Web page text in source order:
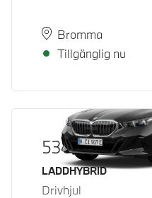
PlatsBromma
Leveranstid
Tillgänglig nu
530e xDrive
Bränsle
LADDHYBRID
Drivhjul